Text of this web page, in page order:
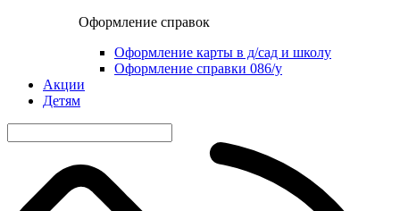
Оформление справок
Оформление карты в д/сад и школу
Оформление справки 086/у
Акции
Детям